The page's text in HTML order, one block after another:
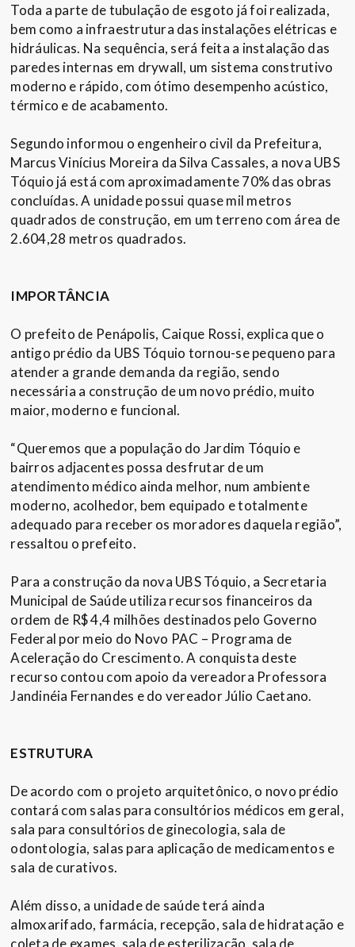
Toda a parte de tubulação de esgoto já foi realizada,
bem como a infraestrutura das instalações elétricas e
hidráulicas. Na sequência, será feita a instalação das
paredes internas em drywall, um sistema construtivo
moderno e rápido, com ótimo desempenho acústico,
térmico e de acabamento.
Segundo informou o engenheiro civil da Prefeitura,
Marcus Vinícius Moreira da Silva Cassales, a nova UBS
Tóquio já está com aproximadamente 70% das obras
concluídas. A unidade possui quase mil metros
quadrados de construção, em um terreno com área de
2.604,28 metros quadrados.
IMPORTÂNCIA
O prefeito de Penápolis, Caique Rossi, explica que o
antigo prédio da UBS Tóquio tornou-se pequeno para
atender a grande demanda da região, sendo
necessária a construção de um novo prédio, muito
maior, moderno e funcional.
“Queremos que a população do Jardim Tóquio e
bairros adjacentes possa desfrutar de um
atendimento médico ainda melhor, num ambiente
moderno, acolhedor, bem equipado e totalmente
adequado para receber os moradores daquela região”,
ressaltou o prefeito.
Para a construção da nova UBS Tóquio, a Secretaria
Municipal de Saúde utiliza recursos financeiros da
ordem de R$ 4,4 milhões destinados pelo Governo
Federal por meio do Novo PAC – Programa de
Aceleração do Crescimento. A conquista deste
recurso contou com apoio da vereadora Professora
Jandinéia Fernandes e do vereador Júlio Caetano.
ESTRUTURA
De acordo com o projeto arquitetônico, o novo prédio
contará com salas para consultórios médicos em geral,
sala para consultórios de ginecologia, sala de
odontologia, salas para aplicação de medicamentos e
sala de curativos.
Além disso, a unidade de saúde terá ainda
almoxarifado, farmácia, recepção, sala de hidratação e
coleta de exames, sala de esterilização, sala de